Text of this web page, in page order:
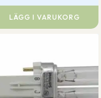
LÄGG I VARUKORG